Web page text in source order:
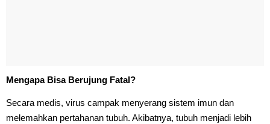
Mengapa Bisa Berujung Fatal?
Secara medis, virus campak menyerang sistem imun dan
melemahkan pertahanan tubuh. Akibatnya, tubuh menjadi lebih